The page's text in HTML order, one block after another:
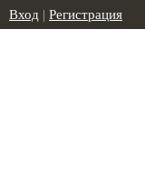
Вход | Регистрация